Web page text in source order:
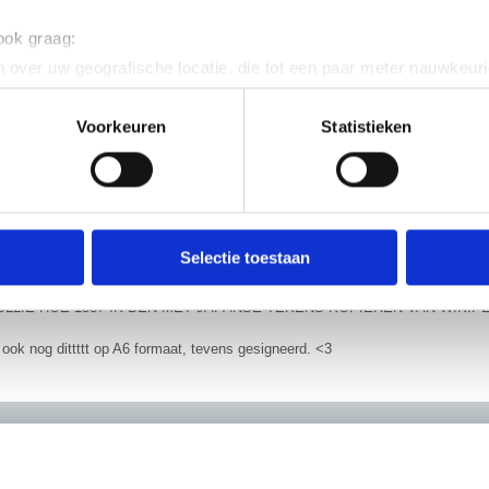
graag:
over uw geografische locatie, die tot een paar meter
door het actief te scannen op specifieke eigenschappen
gegevens worden verwerkt en stel uw voorkeuren in het
Ook delen we informatie over jouw gebruik van onze site met
Deze partners kunnen deze gegevens combineren met
op basis van jouw gebruik van hun services.
Voorkeuren Statistieken
Selectie toestaan
openingsavond van de tentoonstelling van Shintaro Kago en toen bleek
En ik was er als een van de eersten dus ik ben drie miljoen keer op de foto
kon ik wel alle geheime stripjes lezen
Het was ook iets te druk naar
eerste tentoonstelling in Europa is. En ondanks de drukte was het wel
heb ik mijn exemplaar van 喜劇駅前虐殺 (Atrocious Comedy in Front of
Nu ben ik
voor het nooit meer wassen van mijn hand zonder dat hij er af valt
HOE 1337 IK BEN MET JAPANSE TEKENS KOPIËREN VAN
nog dittttt op A6 formaat, tevens gesigneerd. <3